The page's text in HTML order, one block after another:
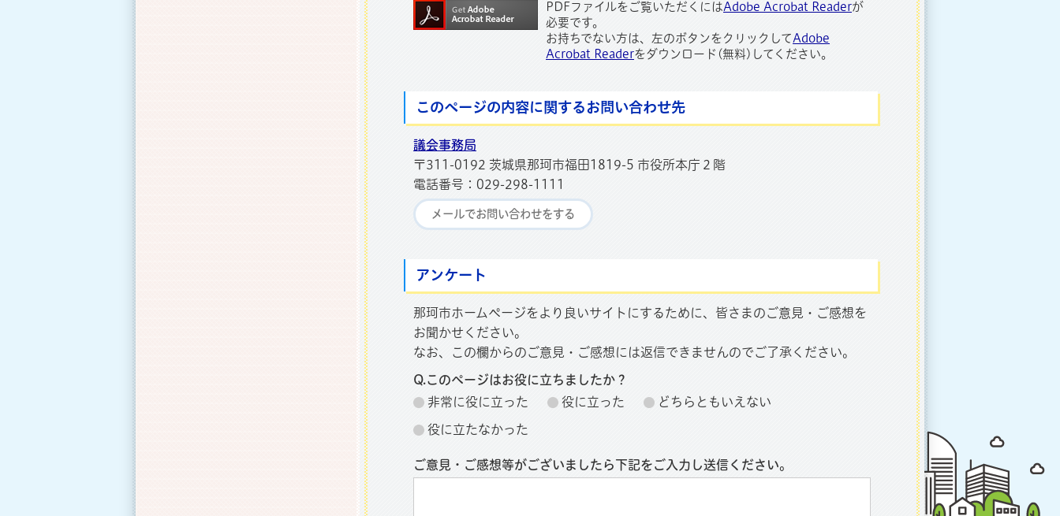
PDFファイルをご覧いただくにはAdobe Acrobat Readerが
必要です。
お持ちでない方は、左のボタンをクリックして Adobe
Acrobat Readerをダウンロード(無料)してください。
このページの内容に関するお問い合わせ先
議会事務局
〒311-0192 茨城県那珂市福田1819-5 市役所本庁２階
電話番号：029-298-1111
メールでお問い合わせをする
アンケート
那珂市ホームページをより良いサイトにするために、皆さまのご意見・ご感想を
お聞かせください。
なお、この欄からのご意見・ご感想には返信できませんのでご了承ください。
Q.このページはお役に立ちましたか？
非常に役に立った
役に立った どちらともいえない
役に立たなかった
ご意見・ご感想等がございましたら下記をご入力し送信ください。